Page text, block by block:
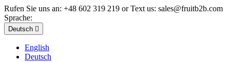
Rufen Sie uns an: +48 602 319 219 or Text us: sales@fruitb2b.com
Sprache:
Deutsch 
English
Deutsch